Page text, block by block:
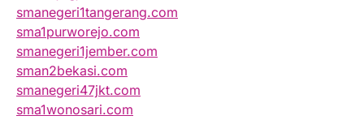
smanegeri1tangerang.com
sma1purworejo.com
smanegeri1jember.com
sman2bekasi.com
smanegeri47jkt.com
sma1wonosari.com